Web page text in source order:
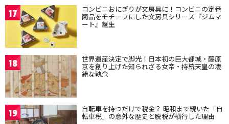
17 コンビニおにぎりが文房具に！コンビニの定番
商品をモチーフにした文房具シリーズ『ジムマ
ート』誕生
18 世界遺産決定で脚光！日本初の巨大都城・藤原
京を創り上げた知られざる女帝・持統天皇の凄
絶な執念
19 自転車を持つだけで税金？ 昭和まで続いた「自
転車税」の意外な歴史と脱税が横行した理由